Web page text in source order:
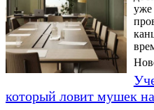
уже
который ловит мушек